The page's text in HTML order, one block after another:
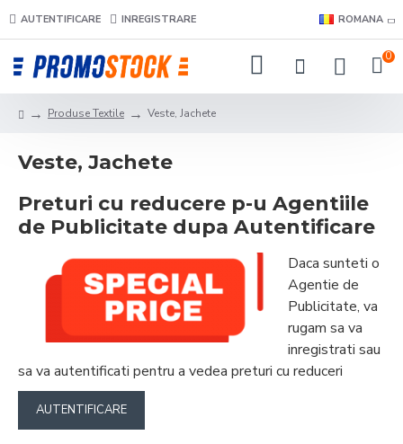
AUTENTIFICARE INREGISTRARE ROMANA
0
Produse Textile Veste, Jachete
Veste, Jachete
Preturi cu reducere p-u Agentiile
de Publicitate dupa Autentificare
Daca sunteti o
Agentie de
Publicitate, va
rugam sa va
inregistrati sau
sa va autentificati pentru a vedea preturi cu reduceri
AUTENTIFICARE